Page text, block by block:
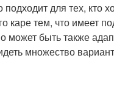
для тех, кто
каре тем, что имеет
может быть также
множество